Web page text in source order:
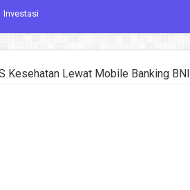
Investasi
Kesehatan Lewat Mobile Banking BNI